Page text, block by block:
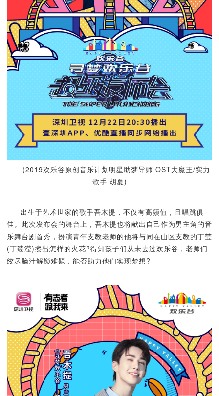
(2019欢乐谷原创音乐计划明星助梦导师 OST大魔王/实力
歌手 胡夏)
出生于艺术世家的歌手吾木提，不仅有高颜值，且唱跳俱
佳。此次发布会的舞台上，吾木提也将献出自己作为男主角的音
乐舞台剧首秀，扮演青年支教老师的他将与同在山区支教的丁莹
(丁臻滢)擦出怎样的火花?得知孩子们从未去过欢乐谷，老师们
绞尽脑汁解锁难题，能否助力他们实现梦想?